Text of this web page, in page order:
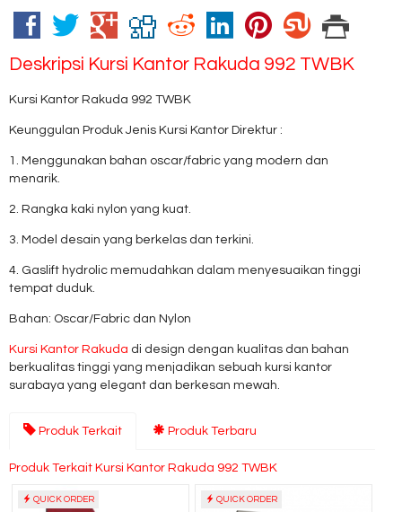
Deskripsi Kursi Kantor Rakuda 992 TWBK
Kursi Kantor Rakuda 992 TWBK
Keunggulan Produk Jenis Kursi Kantor Direktur :
1. Menggunakan bahan oscar/fabric yang modern dan
menarik.
2. Rangka kaki nylon yang kuat.
3. Model desain yang berkelas dan terkini.
4. Gaslift hydrolic memudahkan dalam menyesuaikan tinggi
tempat duduk.
Bahan: Oscar/Fabric dan Nylon
Kursi Kantor Rakuda di design dengan kualitas dan bahan
berkualitas tinggi yang menjadikan sebuah kursi kantor
surabaya yang elegant dan berkesan mewah.
Produk Terkait Produk Terbaru
Produk Terkait Kursi Kantor Rakuda 992 TWBK
QUICK ORDER QUICK ORDER